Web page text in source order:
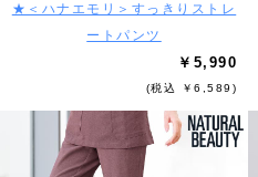
★＜ハナエモリ＞すっきりストレ
ートパンツ
￥5,990
(税込 ￥6,589)